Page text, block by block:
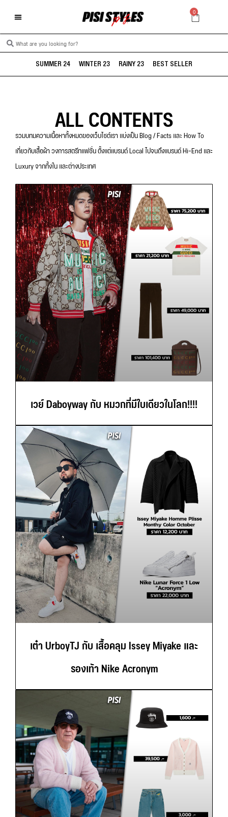
0
SUMMER 24 WINTER 23 RAINY 23 BEST SELLER
ALL CONTENTS
รวมบทมความเนื้อหาทั้งหมดของเว็บไซต์เรา แบ่งเป็น Blog / Facts และ How To
เกี่ยวกับเสื้อผ้า วงการสตรีทแฟชั่น ตั้งแต่แบรนด์ Local ไปจนถึงแบรนด์ Hi-End และ
Luxury จากทั้งใน และต่างประเทศ
เวย์ Daboyway กับ หมวกที่มีใบเดียวในโลก!!!!
เต๋า UrboyTJ กับ เสื้อคลุม Issey Miyake และ
รองเท้า Nike Acronym